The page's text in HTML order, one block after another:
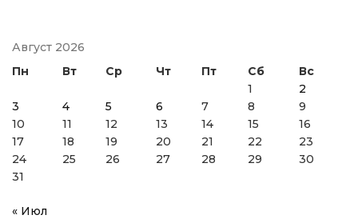
Август 2026
Пн
Вт Ср Чт Пт Сб
Вс
1
2
3
4 5 6 7 8
9
10
11 12 13 14 15
16
17
18 19 20 21 22
23
24
25 26 27 28 29
30
31
« Июл